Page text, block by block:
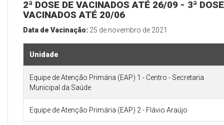
2ª DOSE DE VACINADOS ATÉ 26/09 - 3ª
VACINADOS ATÉ 20/06
Data de Vacinação: 25 de novembro de 2021
Unidade
Equipe de Atenção Primária (EAP) 1 - Centro - Secretaria
Municipal da Saúde
Equipe de Atenção Primária (EAP) 2 - Flávio Araújo